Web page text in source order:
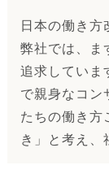
日本の働き方
弊社では、ま
追求していま
で親身なコン
たちの働き方
き」と考え、